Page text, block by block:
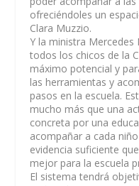
ofreciéndoles un
Clara Muzzio.
Y la ministra Mercedes
todos los chicos de la
máximo potencial y
las herramientas y
pasos en la escuela.
mucho más que una
concreta por una
acompañar a cada
evidencia suficiente
mejor para la escuela
El sistema tendrá